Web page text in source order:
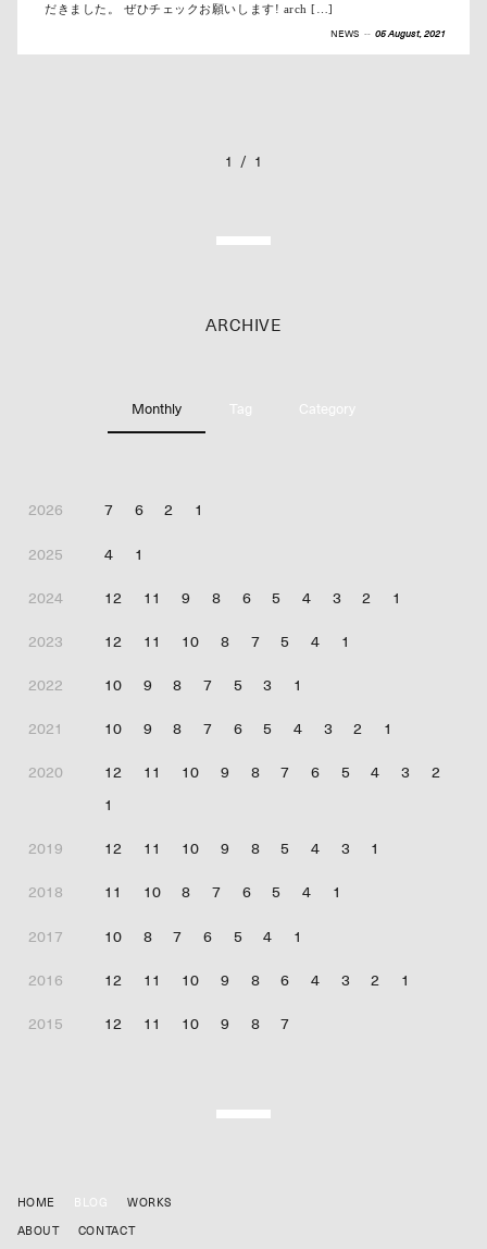
だきました。 ぜひチェックお願いします! arch […]
NEWS -- 05 August, 2021
1 / 1
ARCHIVE
Monthly Tag Category
2026 7 6 2 1
2025 4 1
2024 12 11 9 8 6 5 4 3 2 1
2023 12 11 10 8 7 5 4 1
2022 10 9 8 7 5 3 1
2021 10 9 8 7 6 5 4 3 2 1
2020 12 11 10 9 8 7 6 5 4 3
2
1
2019 12 11 10 9 8 5 4 3 1
2018 11 10 8 7 6 5 4 1
2017 10 8 7 6 5 4 1
2016 12 11 10 9 8 6 4 3 2 1
2015 12 11 10 9 8 7
HOME BLOG
WORKS
ABOUT
CONTACT